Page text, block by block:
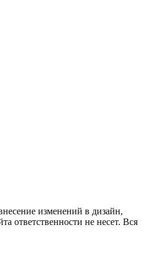
изменений в дизайн,
ответственности не несет. Вся